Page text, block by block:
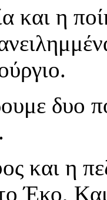
και η
δυο
και η
Έκο,